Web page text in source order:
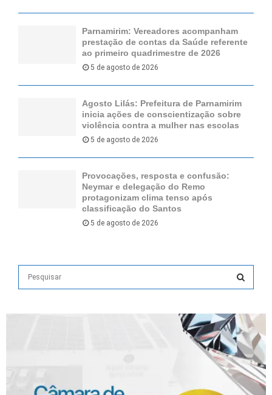
Parnamirim: Vereadores acompanham
prestação de contas da Saúde referente
ao primeiro quadrimestre de 2026
5 de agosto de 2026
Agosto Lilás: Prefeitura de Parnamirim
inicia ações de conscientização sobre
violência contra a mulher nas escolas
5 de agosto de 2026
Provocações, resposta e confusão:
Neymar e delegação do Remo
protagonizam clima tenso após
classificação do Santos
5 de agosto de 2026
E
A
R